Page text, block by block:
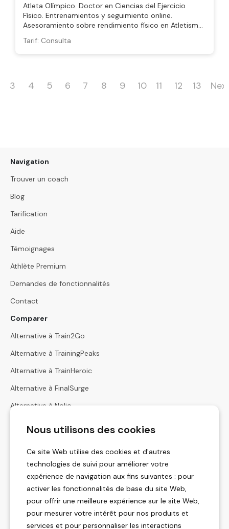
Nous utilisons des cookies
Ce site Web utilise des cookies et d'autres
technologies de suivi pour améliorer votre
expérience de navigation aux fins suivantes : pour
activer les fonctionnalités de base du site Web,
pour offrir une meilleure expérience sur le site Web,
pour mesurer votre intérêt pour nos produits et
services et pour personnaliser les interactions
Atleta Olímpico. Doctor en Ciencias del Ejercicio
Físico. Entrenamientos y seguimiento online.
Asesoramiento sobre rendimiento físico en Atletismo,
Tarif: Consulta
3 4 5 6 7 8 9 10 11 12 13
Navigation
Trouver un coach
Blog
Tarification
Aide
Témoignages
Athlète Premium
Demandes de fonctionnalités
Contact
Comparer
Alternative à Train2Go
Alternative à TrainingPeaks
Alternative à TrainHeroic
Alternative à FinalSurge
Alternative à Nolio
Calculateur des Zones de Fréquence Cardiaque
Calculatrice de Zones d'Allure
Calculateur des Temps de Course